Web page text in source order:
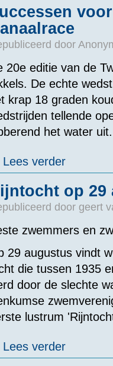
door
20e editie van de
De echte
krap 18 graden
tellende
het water uit.
Lees verderover
op 29
door geert
zwemmers en
29 augustus vindt
die tussen 1935
door de slechte
lustrum
Lees verderover Rijntocht